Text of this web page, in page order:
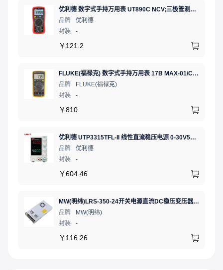
优利德 数字式手持万用表 UT890C NCV;三极管测试;二极管测试;火线辨别;真有效值;通断测试
品牌
优利德
封装
-
￥ 121.2
FLUKE(福禄克) 数字式手持万用表 17B MAX-01/CN 二极管测试;相对值;通断测试
品牌
FLUKE(福禄克)
封装
-
￥810
优利德 UTP3315TFL-II 线性直流稳压电源 0-30V5A 低噪声高精度实验电源
品牌
优利德
封装
-
￥604.46
MW(明纬)LRS-350-24开关电源直流DC稳压变压器监控24V 14.6A
品牌
MW(明纬)
封装
-
￥ 116.26